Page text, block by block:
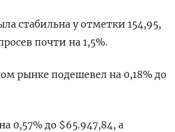
стабильна у отметки 154,95,
почти на 1,5%.
рынке подешевел на 0,18% до
0,57% до $65.947,84, а